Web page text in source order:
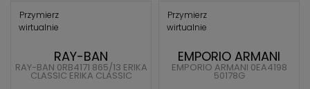
Przymierz
wirtualnie
RAY-BAN
RAY-BAN 0RB4171 865/13 ERIKA
CLASSIC ERIKA CLASSIC
Przymierz
wirtualnie
EMPORIO ARMANI
EMPORIO ARMANI 0EA4198
50178G